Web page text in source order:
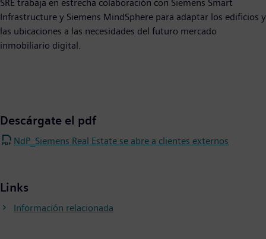
SRE trabaja en estrecha colaboración con Siemens Smart
Infrastructure y Siemens MindSphere para adaptar los edificios y
las ubicaciones a las necesidades del futuro mercado
inmobiliario digital.
Descárgate el pdf
NdP_Siemens Real Estate se abre a clientes externos
Links
Información relacionada